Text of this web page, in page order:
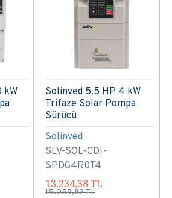
kW
Solinved
SLV-SOL-CDI-
SPDG4R0T4
Solinved 5.5 HP 4 kW
Trifaze Solar Pompa
Sürücü
13.234,38 TL
15.059,82 TL